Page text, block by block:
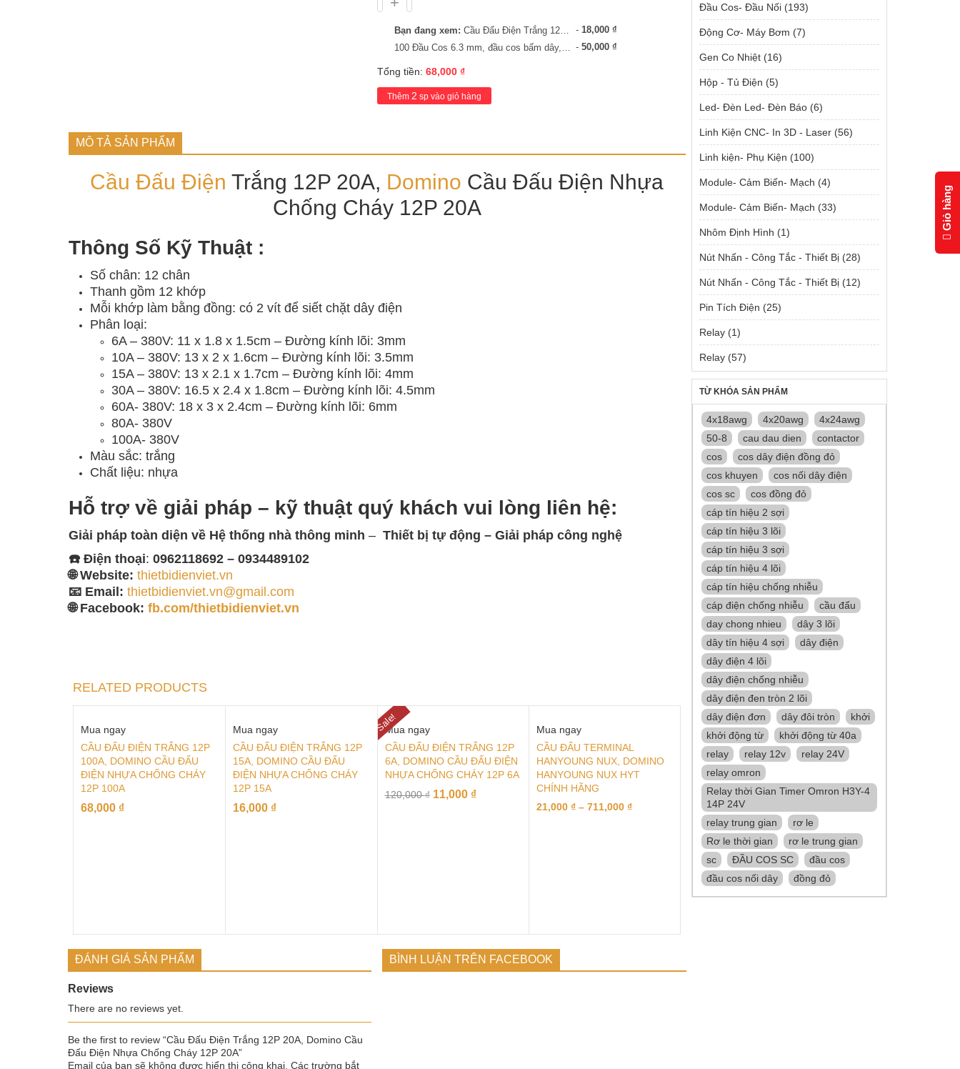
Bạn đang xem: Cầu Đấu Điện Trắng 12P 20A, Domino Cầu Đấu Điện Nhựa Chống Cháy 12P 20A - 18,000 ₫
- 50,000 ₫
Tổng tiền: 68,000 ₫
Thêm 2 sp vào giỏ hàng
MÔ TẢ SẢN PHẨM
Cầu Đấu Điện Trắng 12P 20A, Domino Cầu Đấu Điện Nhựa
Chống Cháy 12P 20A
Thông Số Kỹ Thuật :
Số chân: 12 chân
Thanh gồm 12 khớp
Mỗi khớp làm bằng đồng: có 2 vít để siết chặt dây điện
Phân loại:
6A – 380V: 11 x 1.8 x 1.5cm – Đường kính lõi: 3mm
10A – 380V: 13 x 2 x 1.6cm – Đường kính lõi: 3.5mm
15A – 380V: 13 x 2.1 x 1.7cm – Đường kính lõi: 4mm
30A – 380V: 16.5 x 2.4 x 1.8cm – Đường kính lõi: 4.5mm
60A- 380V: 18 x 3 x 2.4cm – Đường kính lõi: 6mm
80A- 380V
100A- 380V
Màu sắc: trắng
Chất liệu: nhựa
Hỗ trợ về giải pháp – kỹ thuật quý khách vui lòng liên hệ:
Giải pháp toàn diện về Hệ thống nhà thông minh – Thiết bị tự động – Giải pháp công nghệ
☎️ Điện thoại: 0962118692 – 0934489102
🌐 Website: thietbidienviet.vn
📧 Email: thietbidienviet.vn@gmail.com
🌐 Facebook: fb.com/thietbidienviet.vn
RELATED PRODUCTS
Mua ngay
CẦU ĐẤU ĐIỆN TRẮNG 12P
100A, DOMINO CẦU ĐẤU
ĐIỆN NHỰA CHỐNG CHÁY
12P 100A
68,000 ₫
Mua ngay
CẦU ĐẤU ĐIỆN TRẮNG 12P
15A, DOMINO CẦU ĐẤU
ĐIỆN NHỰA CHỐNG CHÁY
12P 15A
16,000 ₫
Sale!
Mua ngay
CẦU ĐẤU ĐIỆN TRẮNG 12P
6A, DOMINO CẦU ĐẤU ĐIỆN
NHỰA CHỐNG CHÁY 12P 6A
120,000₫ 11,000 ₫
Mua ngay
CẦU ĐẤU TERMINAL
HANYOUNG NUX, DOMINO
HANYOUNG NUX HYT
CHÍNH HÃNG
21,000 ₫ –711,000 ₫
ĐÁNH GIÁ SẢN PHẨM
Reviews
There are no reviews yet.
Be the first to review “Cầu Đấu Điện Trắng 12P 20A, Domino Cầu
Đấu Điện Nhựa Chống Cháy 12P 20A”
Email của bạn sẽ không được hiển thị công khai. Các trường bắt
BÌNH LUẬN TRÊN FACEBOOK
Đầu Cos- Đầu Nối (193)
Động Cơ- Máy Bơm (7)
Gen Co Nhiệt (16)
Hộp - Tủ Điện (5)
Led- Đèn Led- Đèn Báo (6)
Linh Kiện CNC- In 3D - Laser (56)
Linh kiện- Phụ Kiện (100)
Module- Cảm Biến- Mạch (4)
Module- Cảm Biến- Mạch (33)
Nhôm Định Hình (1)
Nút Nhấn - Công Tắc - Thiết Bị (28)
Nút Nhấn - Công Tắc - Thiết Bị (12)
Pin Tích Điện (25)
Relay (1)
Relay (57)
TỪ KHÓA SẢN PHẨM
4x18awg 4x20awg
4x24awg
50-8
cau dau dien
contactor
cos
cos dây điện đồng đỏ
cos khuyen
cos nối dây điện
cos sc
cos đồng đỏ
cáp tín hiệu 2 sợi
cáp tín hiệu 3 lõi
cáp tín hiệu 3 sợi
cáp tín hiệu 4 lõi
cáp tín hiệu chống nhiễu
cáp điện chống nhiễu
cầu đấu
day chong nhieu
dây 3 lõi
dây tín hiệu 4 sợi
dây điện
dây điện 4 lõi
dây điện chống nhiễu
dây điện đen tròn 2 lõi
dây điện đơn
dây đôi tròn
khởi
khởi động từ
khởi động từ 40a
relay
relay 12v
relay 24V
relay omron
Relay thời Gian Timer Omron H3Y-4
14P 24V
relay trung gian
rơ le
Rơ le thời gian
rơ le trung gian
sc
ĐẦU COS SC
đầu cos
đầu cos nối dây
đồng đỏ
Giỏ hàng